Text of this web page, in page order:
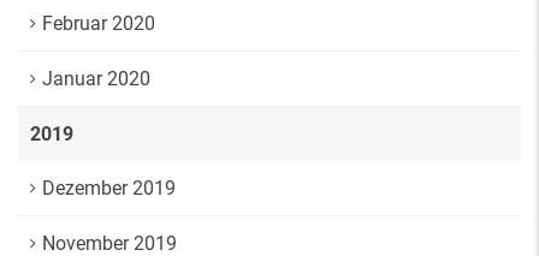
Februar 2020
Januar 2020
2019
Dezember 2019
November 2019